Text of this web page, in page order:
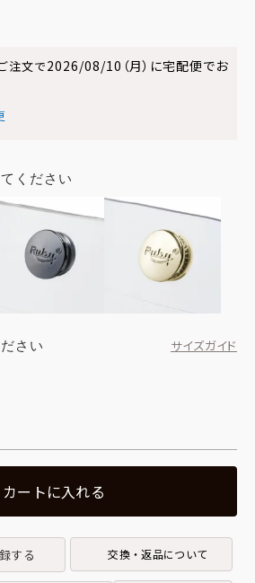
注文で2026/08/10（月） に宅配便でお
さい
サイズガイド
ください
カートに入れる
する 交換・返品について